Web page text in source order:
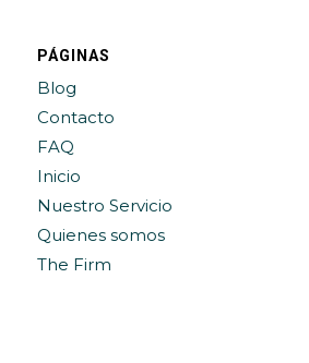
PÁGINAS
Blog
Contacto
FAQ
Inicio
Nuestro Servicio
Quienes somos
The Firm